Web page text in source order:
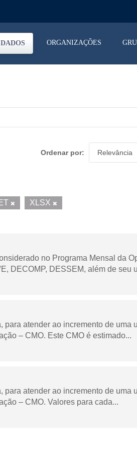
ORGANIZAÇÕES
Ordenar por
XLSX
no Programa Mensal da
DECOMP, DESSEM, além de seu
atender ao incremento de uma
– CMO. Este CMO é estimado...
atender ao incremento de uma
– CMO. Valores para cada...